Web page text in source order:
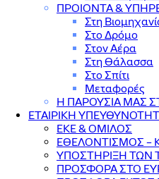
ΠΡΟΙΟΝΤΑ &
Στη
Στο Δρόμο
Στον Αέρα
Στη Θάλασσα
Στο Σπίτι
Μεταφορές
Η ΠΑΡΟΥΣΙΑ ΜΑΣ
ΕΤΑΙΡΙΚΗ
ΕΚΕ & ΟΜΙΛΟΣ
ΕΘΕΛΟΝΤΙΣΜΟΣ –
ΥΠΟΣΤΗΡΙΞΗ ΤΩΝ
ΠΡΟΣΦΟΡΑ ΣΤΟ